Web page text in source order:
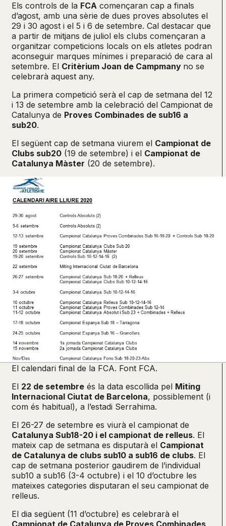
Els controls de la FCA començaran cap a finals
d’agost, amb una sèrie de dues proves absolutes el
29 i 30 agost i el 5 i 6 de setembre. Cal destacar que
a partir de mitjans de juliol els clubs començaran a
organitzar competicions locals on els atletes podran
aconseguir marques mínimes i preparació de cara al
setembre. El Critèrium Joan de Campmany no se
celebrarà aquest any.
La primera competició serà el cap de setmana del 12
i 13 de setembre amb la celebració del Campionat de
Catalunya de Proves Combinades de sub16 a
sub20.
El següent cap de setmana viurem el Campionat de
Clubs sub20 (19 de setembre) i el Campionat de
Catalunya Màster (20 de setembre).
El calendari final de la FCA. Font FCA.
El 22 de setembre és la data escollida pel Miting
Internacional Ciutat de Barcelona, possiblement (i
com és habitual), a l’estadi Serrahima.
El 26-27 de setembre es viurà el campionat de
Catalunya Sub18-20 i el campionat de relleus. El
mateix cap de setmana es disputarà el Campionat
de Catalunya de clubs sub10 a sub16 de clubs. El
cap de setmana posterior gaudirem de l’individual
sub10 a sub16 (3-4 octubre) i el 10 d’octubre les
mateixes categories disputaran el seu campionat de
relleus.
El dia següent (11 d’octubre) es celebrarà el